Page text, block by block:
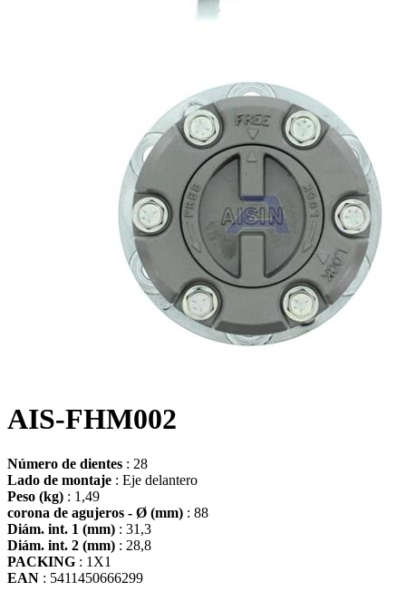
AIS-FHM002
Número de dientes : 28
Lado de montaje : Eje delantero
Peso (kg) : 1,49
corona de agujeros - Ø (mm) : 88
Diám. int. 1 (mm) : 31,3
Diám. int. 2 (mm) : 28,8
PACKING : 1X1
EAN : 5411450666299